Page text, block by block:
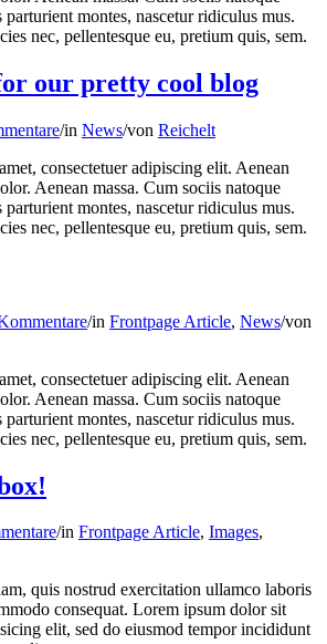
parturient montes, nascetur ridiculus mus.
nec, pellentesque eu, pretium quis, sem.
our pretty cool blog
/in News/von Reichelt
consectetuer adipiscing elit. Aenean
Aenean massa. Cum sociis natoque
parturient montes, nascetur ridiculus mus.
nec, pellentesque eu, pretium quis, sem.
/in Frontpage Article, News/von
consectetuer adipiscing elit. Aenean
Aenean massa. Cum sociis natoque
parturient montes, nascetur ridiculus mus.
nec, pellentesque eu, pretium quis, sem.
/in Frontpage Article, Images,
quis nostrud exercitation ullamco laboris
consequat. Lorem ipsum dolor sit
elit, sed do eiusmod tempor incididunt